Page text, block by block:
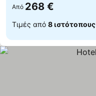
Από 268 €
Τιμές από 8 ιστότοπους